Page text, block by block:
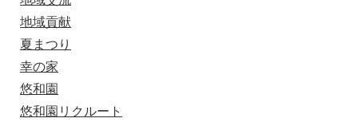
地域貢献
夏まつり
幸の家
悠和園
悠和園リクルート